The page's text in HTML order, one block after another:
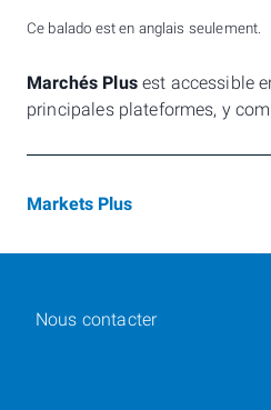
Ce balado est en anglais seulement.
Marchés Plusest accessible
principales plateformes, y
Markets Plus
Nous contacter